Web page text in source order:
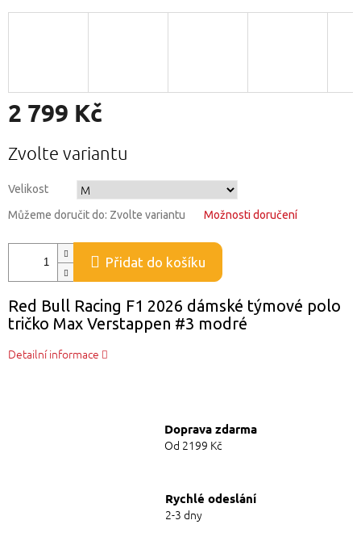
2 799 Kč
cena:
Zvolte variantu
Velikost
Můžeme doručit do: Zvolte variantu Možnosti doručení
Přidat do košíku
Red Bull Racing F1 2026 dámské týmové polo
tričko Max Verstappen #3 modré
Detailní informace
Doprava zdarma
Od 2199 Kč
Rychlé odeslání
2-3 dny